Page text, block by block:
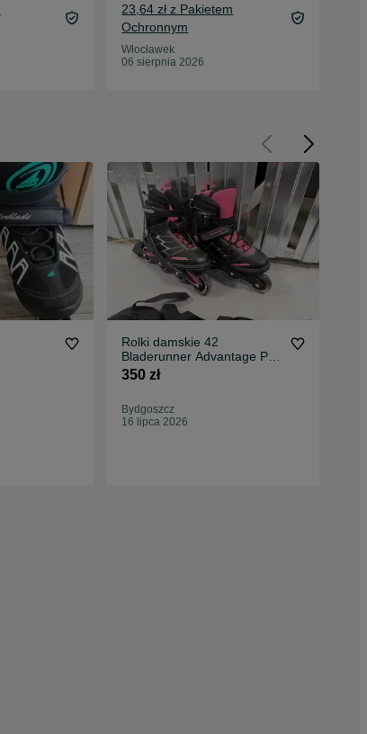
23,64 zł z Pakietem
Ochronnym
Włocławek
06 sierpnia 2026
Rolki damskie 42
Bladerunner Advantage Pro
XT 0T100100
350 zł
Bydgoszcz
16 lipca 2026